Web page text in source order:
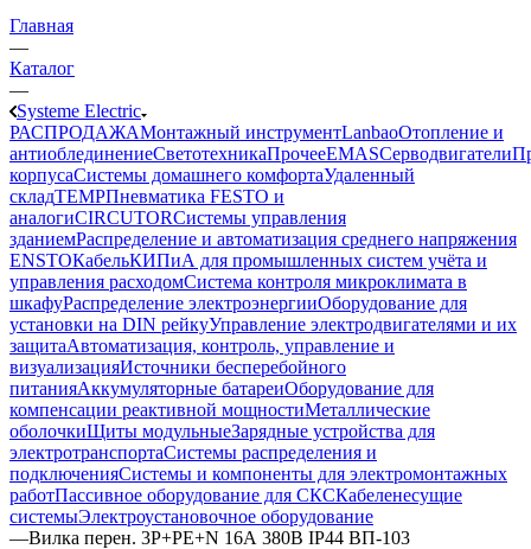
Главная
—
Каталог
—
Systeme Electric
РАСПРОДАЖАМонтажный инструментLanbaoОтопление и
антиоблединениеСветотехникаПрочееEMASCерводвигатели
корпусаСистемы домашнего комфортаУдаленный
складTEMPПневматика FESTO и
аналогиCIRCUTORСистемы управления
зданиемРаспределение и автоматизация среднего напряжения
ENSTOКабельКИПиА для промышленных систем учёта и
управления расходомСистема контроля микроклимата в
шкафуРаспределение электроэнергииОборудование для
установки на DIN рейкуУправление электродвигателями и их
защитаАвтоматизация, контроль, управление и
визуализацияИсточники бесперебойного
питанияАккумуляторные батареиОборудование для
компенсации реактивной мощностиМеталлические
оболочкиЩиты модульныеЗарядные устройства для
электротранспортаСистемы распределения и
подключенияСистемы и компоненты для электромонтажных
работПассивное оборудование для СКСКабеленесущие
системыЭлектроустановочное оборудование
—Вилка перен. 3Р+РЕ+N 16А 380В IP44 ВП-103